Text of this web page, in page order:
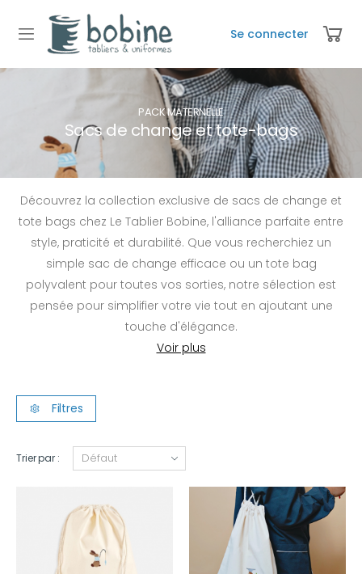
Se connecter
PACK MATERNELLE
Sacs de change et tote-bags
Découvrez la collection exclusive de sacs de change et
tote bags chez Le Tablier Bobine, l'alliance parfaite entre
style, praticité et durabilité. Que vous recherchiez un
simple sac de change efficace ou un tote bag
polyvalent pour toutes vos sorties, notre sélection est
pensée pour simplifier votre vie tout en ajoutant une
touche d'élégance.
Filtres
Trier par :